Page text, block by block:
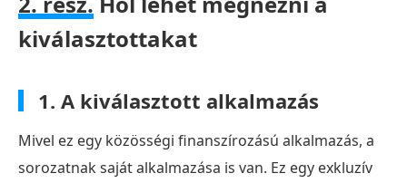
kiválasztottakat
1. A kiválasztott alkalmazás
Mivel ez egy közösségi finanszírozású alkalmazás, a
sorozatnak saját alkalmazása is van. Ez egy exkluzív